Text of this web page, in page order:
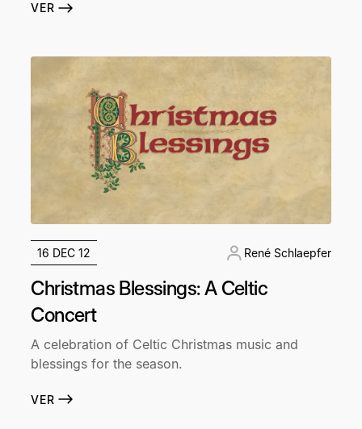
VER
16 DEC 12 René Schlaepfer
Christmas Blessings: A Celtic
Concert
A celebration of Celtic Christmas music and
blessings for the season.
VER